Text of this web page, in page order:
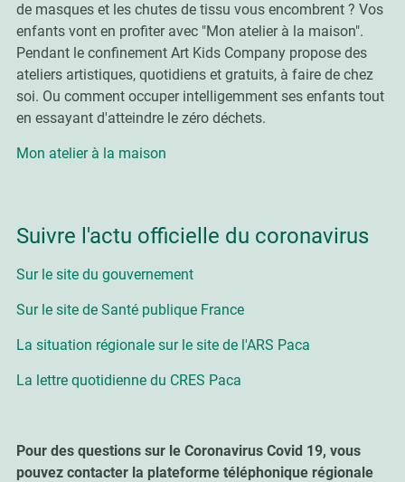
de masques et les chutes de tissu vous encombrent ? Vos
enfants vont en profiter avec "Mon atelier à la maison".
Pendant le confinement Art Kids Company propose des
ateliers artistiques, quotidiens et gratuits, à faire de chez
soi. Ou comment occuper intelligemment ses enfants tout
en essayant d'atteindre le zéro déchets.
Mon atelier à la maison
Suivre l'actu officielle du coronavirus
Sur le site du gouvernement
Sur le site de Santé publique France
La situation régionale sur le site de l'ARS Paca
La lettre quotidienne du CRES Paca
Pour des questions sur le Coronavirus Covid 19, vous
pouvez contacter la plateforme téléphonique régionale